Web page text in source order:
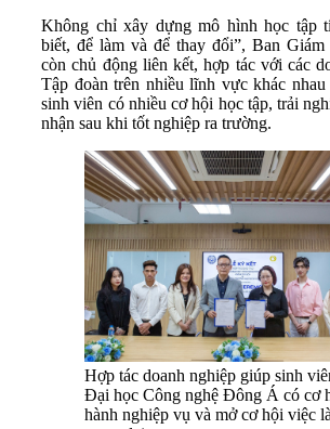
Không chỉ xây dựng mô hình học tập
biết, để làm và để thay đổi”, Ban
còn chủ động liên kết, hợp tác với các
Tập đoàn trên nhiều lĩnh vực khác nhau
sinh viên có nhiều cơ hội học tập, trải
nhận sau khi tốt nghiệp ra trường.
Hợp tác doanh nghiệp giúp sinh
Đại học Công nghệ Đông Á có cơ
hành nghiệp vụ và mở cơ hội việc